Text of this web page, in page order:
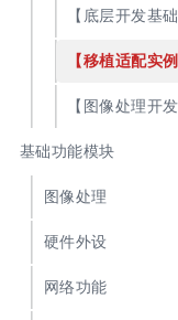
【底层开发基
【移植适配实
【图像处理开
基础功能模块
图像处理
硬件外设
网络功能